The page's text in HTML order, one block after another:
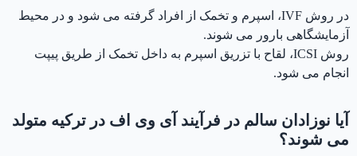
در روش IVF، اسپرم و تخمک از افراد گرفته می شود و در محیط
آزمایشگاهی بارور می شوند.
روش ICSI، لقاح با تزریق اسپرم به داخل تخمک از طریق پیپت
انجام می شود.
آیا نوزادان سالم در فرآیند آی وی اف در ترکیه متولد
می شوند؟